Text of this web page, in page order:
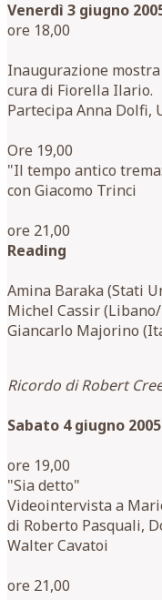
Venerdì 3 giugno
ore 18,00
Inaugurazione
cura di Fiorella Ilario.
Partecipa Anna Dolfi,
Ore 19,00
"Il tempo antico
con Giacomo Trinci
ore 21,00
Reading
Amina Baraka (Stati
Michel Cassir
Giancarlo Majorino
Ricordo di Robert
Sabato 4 giugno 2005
ore 19,00
"Sia detto"
Videointervista a
di Roberto Pasquali,
Walter Cavatoi
ore 21,00